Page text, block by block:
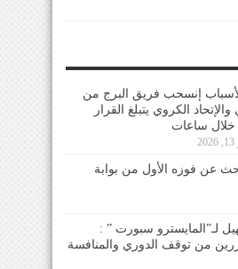
إنسحب فريق البرج من
والإتحاد الكروي يتبلغ القرار
خلال ساعات
عن فوزه الأول من بوابة
لـ”المايسترو سبورت ” :
من توقف الدوري والمنافسة